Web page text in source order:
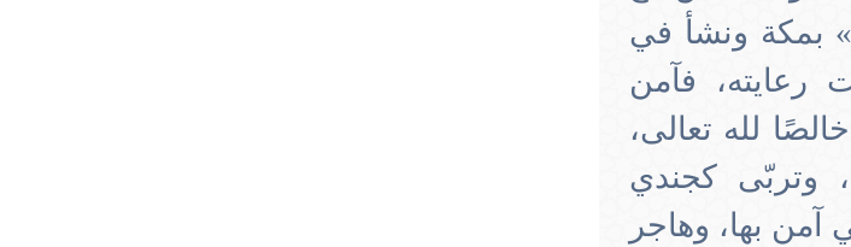
بمكة ونشأ في
فآمن
لله تعالى،
وتربّى كجندي
بها، وهاجر